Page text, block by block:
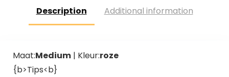
Description Additional information
Maat:Medium| Kleur:roze
{b>Tips<b}